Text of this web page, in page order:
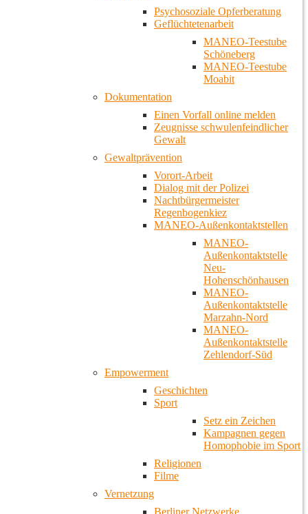
Psychosoziale Opferberatung
Geflüchtetenarbeit
MANEO-Teestube
Schöneberg
MANEO-Teestube
Moabit
Dokumentation
Einen Vorfall online melden
Zeugnisse schwulenfeindlicher
Gewalt
Gewaltprävention
Vorort-Arbeit
Dialog mit der Polizei
Nachtbürgermeister
Regenbogenkiez
MANEO-Außenkontaktstellen
MANEO-
Außenkontaktstelle
Neu-
Hohenschönhausen
MANEO-
Außenkontaktstelle
Marzahn-Nord
MANEO-
Außenkontaktstelle
Zehlendorf-Süd
Empowerment
Geschichten
Sport
Setz ein Zeichen
Kampagnen gegen
Homophobie im Sport
Religionen
Filme
Vernetzung
Berliner Netzwerke